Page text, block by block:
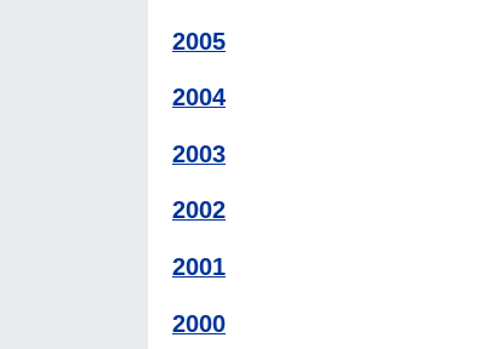
2005
2004
2003
2002
2001
2000